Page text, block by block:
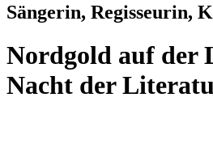
Sängerin, Regisseurin,
Nordgold auf der
Nacht der